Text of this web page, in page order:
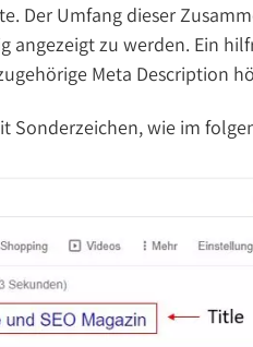
Der Umfang dieser
angezeigt zu werden. Ein
Meta Description
Sonderzeichen, wie im